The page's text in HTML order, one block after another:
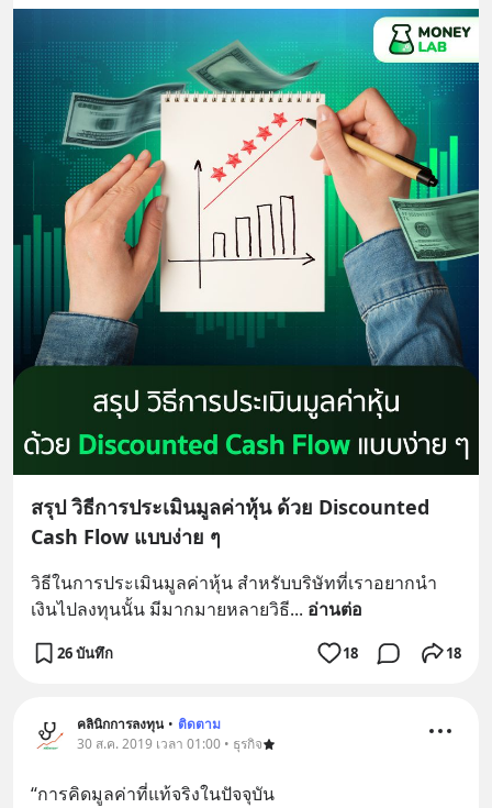
สรุป วิธีการประเมินมูลค่าหุ้น ด้วย Discounted
Cash Flow แบบง่าย ๆ
วิธีในการประเมินมูลค่าหุ้น สำหรับบริษัทที่เราอยากนำ
เงินไปลงทุนนั้น มีมากมายหลายวิธี... อ่านต่อ
26 บันทึก 18 18
คลินิกการลงทุน • ติดตาม
30 ส.ค. 2019 เวลา 01:00 • ธุรกิจ
“การคิดมูลค่าที่แท้จริงในปัจจุบัน